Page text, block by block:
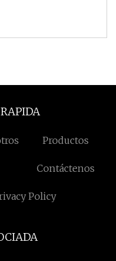
Productos
Contáctenos
Policy